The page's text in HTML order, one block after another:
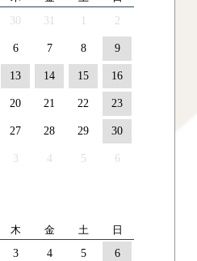
30 31 2
6 7 8 9
13 14 15 16
20 21 22 23
27 28 29 30
3 4 5 6
木 金 土
日
3 4 5 6